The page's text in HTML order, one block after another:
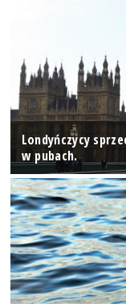
Londyńczycy
w pubach.